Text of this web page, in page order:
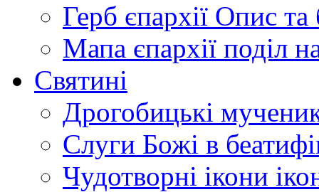
Герб єпархії Опис та
Мапа єпархії поділ
Святині
Дрогобицькі
Слуги Божі в
Чудотворні ікони